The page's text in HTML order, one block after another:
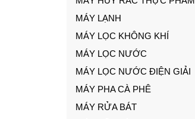
MÁY LẠNH
MÁY LỌC KHÔNG KHÍ
MÁY LỌC NƯỚC
MÁY LỌC NƯỚC ĐIỆN GIẢI
MÁY PHA CÀ PHÊ
MÁY RỬA BÁT